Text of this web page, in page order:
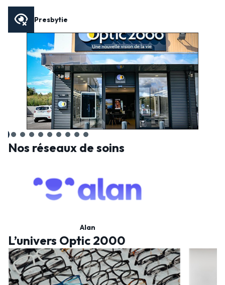
Presbytie
Nos réseaux de soins
Alan
L’univers Optic 2000